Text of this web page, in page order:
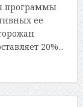
программы
ее
20%...